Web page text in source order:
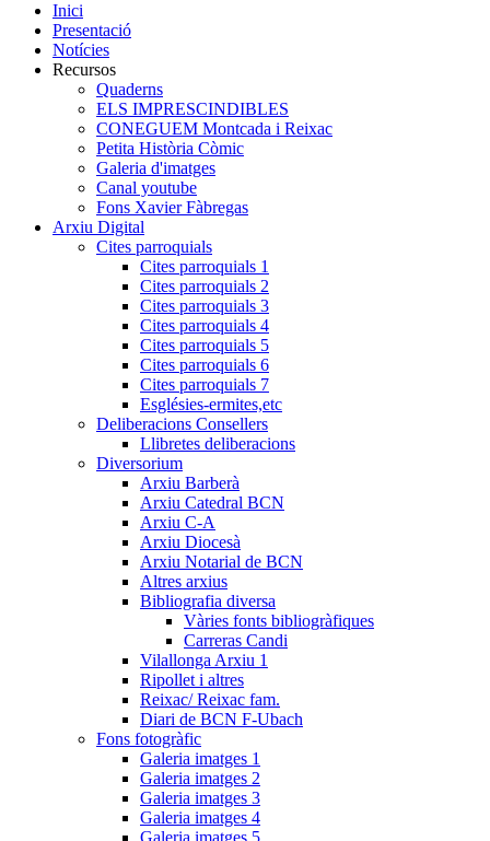
Inici
Presentació
Notícies
Recursos
Quaderns
ELS IMPRESCINDIBLES
CONEGUEM Montcada i Reixac
Petita Història Còmic
Galeria d'imatges
Canal youtube
Fons Xavier Fàbregas
Arxiu Digital
Cites parroquials
Cites parroquials 1
Cites parroquials 2
Cites parroquials 3
Cites parroquials 4
Cites parroquials 5
Cites parroquials 6
Cites parroquials 7
Esglésies-ermites,etc
Deliberacions Consellers
Llibretes deliberacions
Diversorium
Arxiu Barberà
Arxiu Catedral BCN
Arxiu C-A
Arxiu Diocesà
Arxiu Notarial de BCN
Altres arxius
Bibliografia diversa
Vàries fonts bibliogràfiques
Carreras Candi
Vilallonga Arxiu 1
Ripollet i altres
Reixac/ Reixac fam.
Diari de BCN F-Ubach
Fons fotogràfic
Galeria imatges 1
Galeria imatges 2
Galeria imatges 3
Galeria imatges 4
Galeria imatges 5